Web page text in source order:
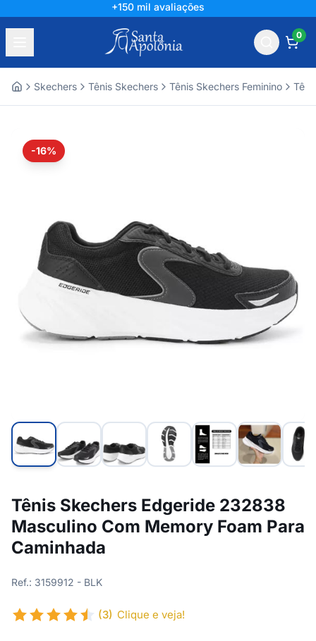
+150 mil avaliações
0
Skechers Tênis Skechers Tênis Skechers Feminino
-16%
Tênis Skechers Edgeride 232838
Masculino Com Memory Foam Para
Caminhada
Ref.: 3159912 - BLK
(3) Clique e veja!